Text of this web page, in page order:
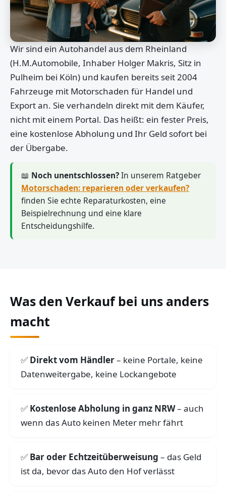
Wir sind ein Autohandel aus dem Rheinland
(H.M.Automobile, Inhaber Holger Makris, Sitz in
Pulheim bei Köln) und kaufen bereits seit 2004
Fahrzeuge mit Motorschaden für Handel und
Export an. Sie verhandeln direkt mit dem Käufer,
nicht mit einem Portal. Das heißt: ein fester Preis,
eine kostenlose Abholung und Ihr Geld sofort bei
der Übergabe.
📖 Noch unentschlossen?In unserem Ratgeber
Motorschaden: reparieren oder verkaufen?
finden Sie echte Reparaturkosten, eine
Beispielrechnung und eine klare
Entscheidungshilfe.
Was den Verkauf bei uns anders
macht
Direkt vom Händler– keine Portale, keine
Datenweitergabe, keine Lockangebote
Kostenlose Abholung in ganz NRW– auch
wenn das Auto keinen Meter mehr fährt
Bar oder Echtzeitüberweisung – das Geld
ist da, bevor das Auto den Hof verlässt